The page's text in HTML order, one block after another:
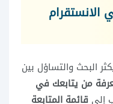
البحث والتساؤل بين
من يتابعك في
إلى قائمة المتابعة